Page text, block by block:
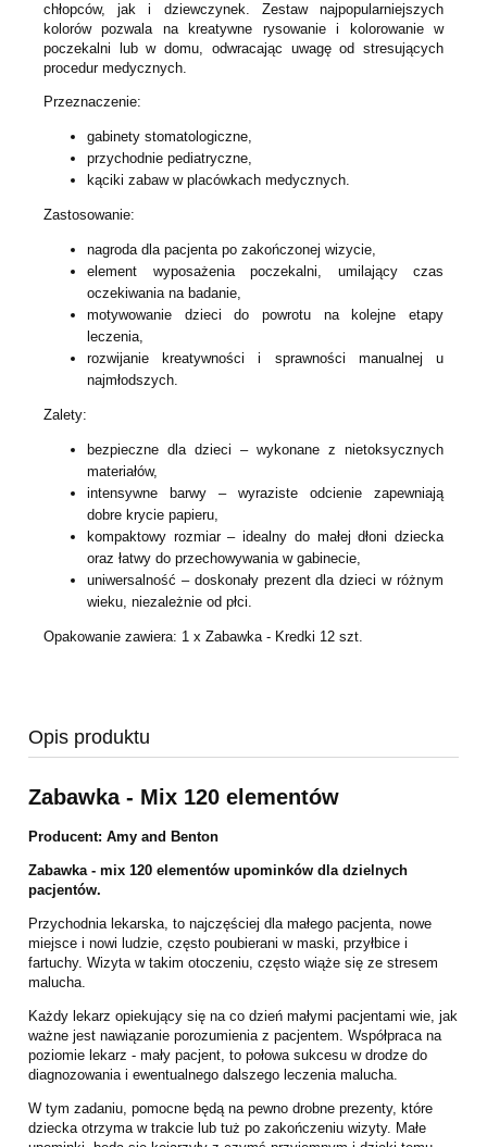
chłopców, jak i dziewczynek. Zestaw najpopularniejszych
kolorów pozwala na kreatywne rysowanie i kolorowanie w
poczekalni lub w domu, odwracając uwagę od stresujących
procedur medycznych.
Przeznaczenie:
gabinety stomatologiczne,
przychodnie pediatryczne,
kąciki zabaw w placówkach medycznych.
Zastosowanie:
nagroda dla pacjenta po zakończonej wizycie,
element wyposażenia poczekalni, umilający czas
oczekiwania na badanie,
motywowanie dzieci do powrotu na kolejne etapy
leczenia,
rozwijanie kreatywności i sprawności manualnej u
najmłodszych.
Zalety:
bezpieczne dla dzieci – wykonane z nietoksycznych
materiałów,
intensywne barwy – wyraziste odcienie zapewniają
dobre krycie papieru,
kompaktowy rozmiar – idealny do małej dłoni dziecka
oraz łatwy do przechowywania w gabinecie,
uniwersalność – doskonały prezent dla dzieci w różnym
wieku, niezależnie od płci.
Opakowanie zawiera: 1 x Zabawka - Kredki 12 szt.
Opis produktu
Zabawka - Mix 120 elementów
Producent: Amy and Benton
Zabawka - mix 120 elementów upominków dla dzielnych
pacjentów.
Przychodnia lekarska, to najczęściej dla małego pacjenta, nowe
miejsce i nowi ludzie, często poubierani w maski, przyłbice i
fartuchy. Wizyta w takim otoczeniu, często wiąże się ze stresem
malucha.
Każdy lekarz opiekujący się na co dzień małymi pacjentami wie, jak
ważne jest nawiązanie porozumienia z pacjentem. Współpraca na
poziomie lekarz - mały pacjent, to połowa sukcesu w drodze do
diagnozowania i ewentualnego dalszego leczenia malucha.
W tym zadaniu, pomocne będą na pewno drobne prezenty, które
dziecka otrzyma w trakcie lub tuż po zakończeniu wizyty. Małe